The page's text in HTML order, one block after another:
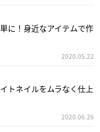
に！身近なアイテムで作
2020.05.22
トネイルをムラなく仕上
2020.06.26